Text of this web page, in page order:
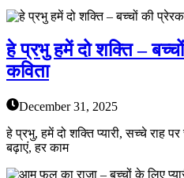
हे प्रभु हमें दो शक्ति –
कविता
December 31, 2025
हे प्रभु, हमें दो शक्ति प्यारी, सच्चे राह
बढ़ाएं, हर काम